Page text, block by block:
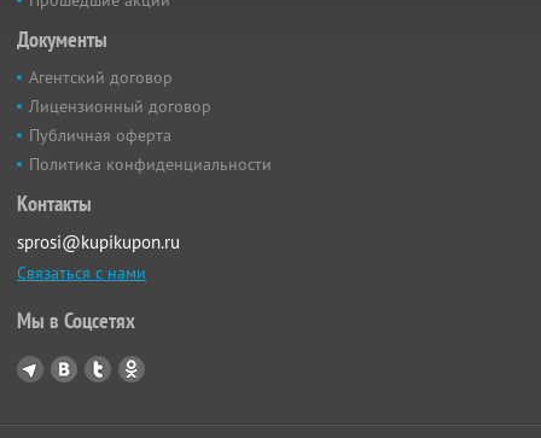
Документы
Агентский договор
Лицензионный договор
Публичная оферта
Политика конфиденциальности
Контакты
sprosi@kupikupon.ru
Связаться с нами
Мы в Соцсетях